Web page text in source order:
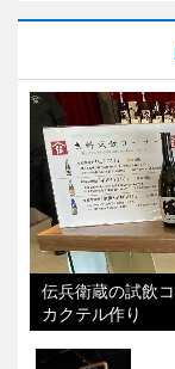
伝兵衛蔵の試飲
カクテル作り